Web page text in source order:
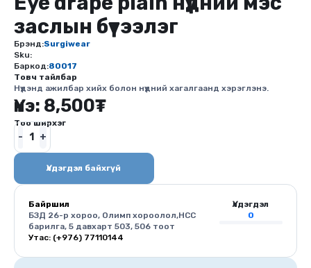
заслын бүтээлэг
Брэнд:Surgiwear
Sku:
Баркод:80017
Товч тайлбар
Нүдэнд ажилбар хийх болон нүдний хагалгаанд хэрэглэнэ.
Үнэ: 8,500₮
Тоо ширхэг
Үлдэгдэл байхгүй
Байршил
БЗД 26-р хороо, Олимп хороолол,HCC
барилга, 5 давхарт 503, 506 тоот
Утас: (+976) 77110144
Үлдэгдэл
0